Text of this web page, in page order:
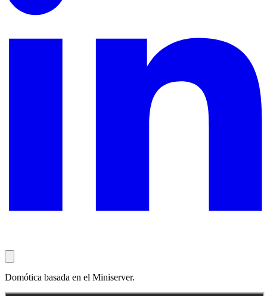
Domótica basada en el Miniserver.